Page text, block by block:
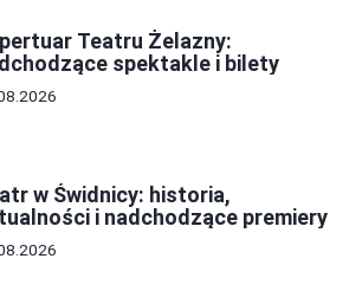
Teatru Żelazny:
spektakle i bilety
w Świdnicy: historia,
i nadchodzące premiery